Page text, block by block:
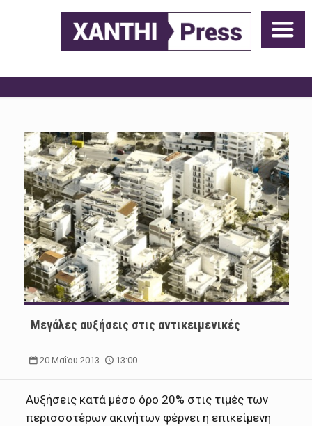
Μεγάλες αυξήσεις στις αντικειμενικές
20 Μαΐου 2013 13:00
Αυξήσεις κατά μέσο όρο 20% στις τιμές των
περισσοτέρων ακινήτων φέρνει η επικείμενη